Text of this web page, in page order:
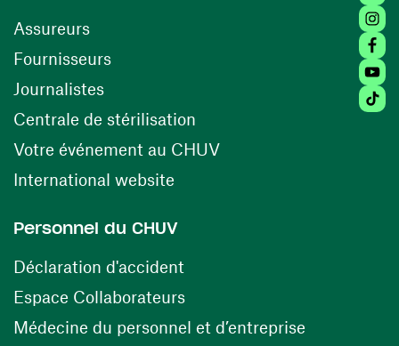
Assureurs
Fournisseurs(ouvre une nouvelle fenêtre)
Journalistes
Centrale de stérilisation (ouvre une nouvelle
Votre événement au CHUV(ouvre une nouvelle
International website
Personnel du CHUV
Déclaration d'accident
Espace Collaborateurs(ouvre une nouvelle fenêtre)
Médecine du personnel et d’entreprise